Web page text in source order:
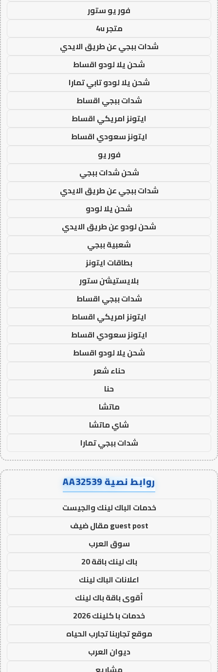
فور يو ستور
متجر 4u
شدات ببجي عن طريق الايدي
شحن يلا لودو اقساط
شحن يلا لودو تابي تمارا
شدات ببجي اقساط
ايتونز امريكي اقساط
ايتونز سعودي اقساط
فور يو
شحن شدات ببجي
شدات ببجي عن طريق الايدي
شحن يلا لودو
شحن لودو عن طريق الايدي
شعبية ببجي
بطاقات ايتونز
بلايستيشن ستور
شدات ببجي اقساط
ايتونز امريكي اقساط
ايتونز سعودي اقساط
شحن يلا لودو اقساط
حناء شعر
حنا
ماتشا
شاي ماتشا
شدات ببجي تمارا
روابط نصية AA32539
خدمات الباك لينك والجيست
guest post مقال ضيف
سوق العرب
باك لينك باقة 20
اعلانات الباك لينك
أقوى باقة باك لينك
خدمات با كلينك 2026
موقع تجاربنا تجارب الحياه
ديوان العرب